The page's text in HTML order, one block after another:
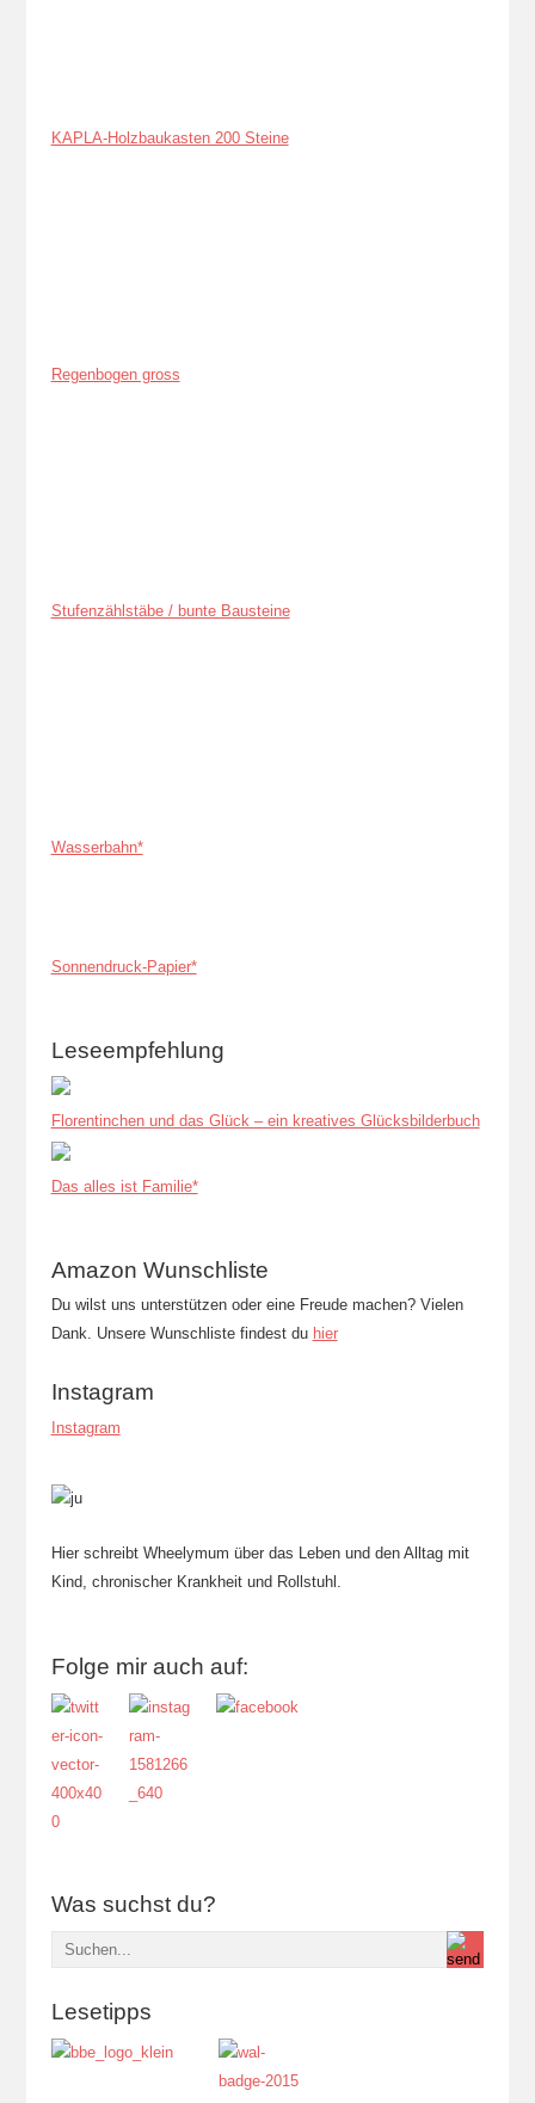
KAPLA-Holzbaukasten 200 Steine
Regenbogen gross
Stufenzählstäbe / bunte Bausteine
Wasserbahn*
Sonnendruck-Papier*
Leseempfehlung
Florentinchen und das Glück – ein kreatives Glücksbilderbuch
Das alles ist Familie*
Amazon Wunschliste
Du wilst uns unterstützen oder eine Freude machen? Vielen
Dank. Unsere Wunschliste findest du hier
Instagram
Instagram
Hier schreibt Wheelymum über das Leben und den Alltag mit
Kind, chronischer Krankheit und Rollstuhl.
Folge mir auch auf:
Was suchst du?
Lesetipps